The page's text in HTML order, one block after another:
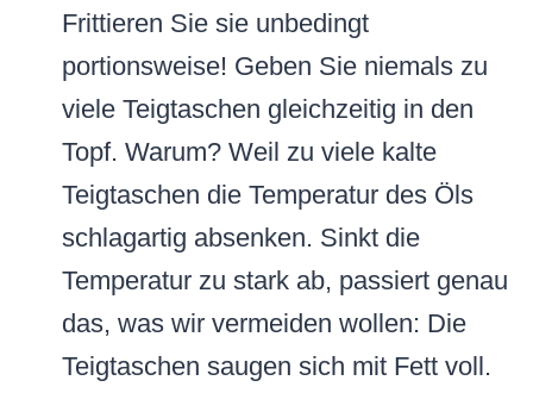
Frittieren Sie sie unbedingt
portionsweise! Geben Sie niemals zu
viele Teigtaschen gleichzeitig in den
Topf. Warum? Weil zu viele kalte
Teigtaschen die Temperatur des Öls
schlagartig absenken. Sinkt die
Temperatur zu stark ab, passiert genau
das, was wir vermeiden wollen: Die
Teigtaschen saugen sich mit Fett voll.